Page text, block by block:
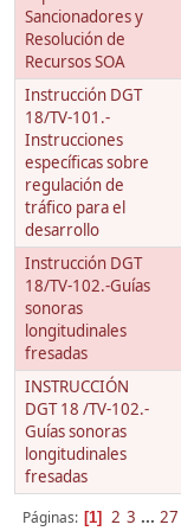
Sancionadores y
Resolución de
Recursos SOA
Instrucción DGT
18/TV-101.-
Instrucciones
específicas sobre
regulación de
tráfico para el
desarrollo
Instrucción DGT
18/TV-102.-Guías
sonoras
longitudinales
fresadas
INSTRUCCIÓN
DGT 18 /TV-102.-
Guías sonoras
longitudinales
fresadas
Páginas 1 2 3 ... 27